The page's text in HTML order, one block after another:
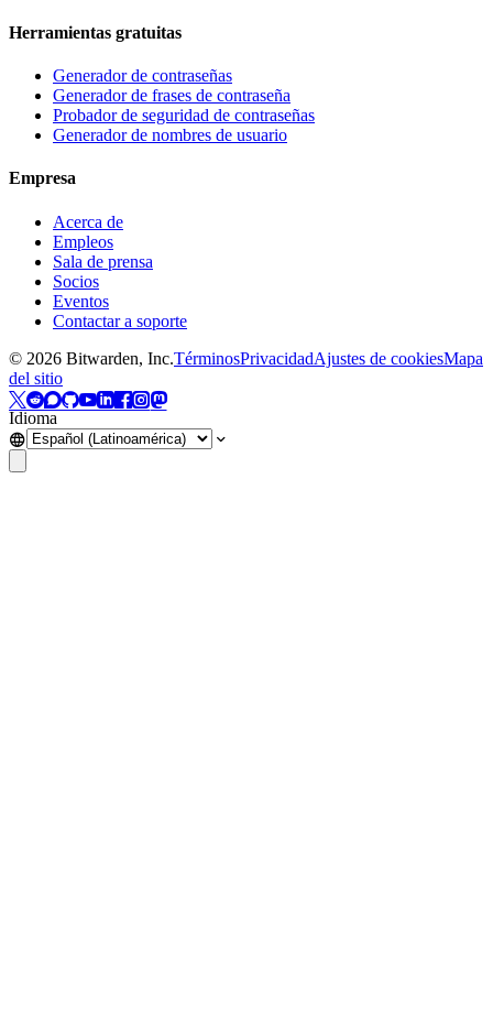
Herramientas gratuitas
Generador de contraseñas
Generador de frases de contraseña
Probador de seguridad de contraseñas
Generador de nombres de usuario
Empresa
Acerca de
Empleos
Sala de prensa
Socios
Eventos
Contactar a soporte
© 2026 Bitwarden, Inc.TérminosPrivacidadAjustes de cookiesMapa
del sitio
Idioma